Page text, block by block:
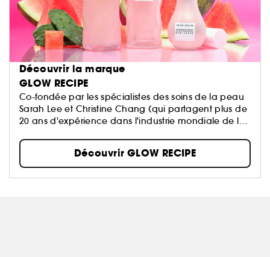
Découvrir la marque
GLOW RECIPE
Co-fondée par les spécialistes des soins de la peau
Sarah Lee et Christine Chang (qui partagent plus de
20 ans d'expérience dans l'industrie mondiale de la
engagement à démystifier la recette pour une peau
plus saine. La marque associe des fruits riches en
antioxydants à des principes actifs à la fois doux et
efficaces pour concevoir des soins de la peau qui
Découvrir GLOW RECIPE